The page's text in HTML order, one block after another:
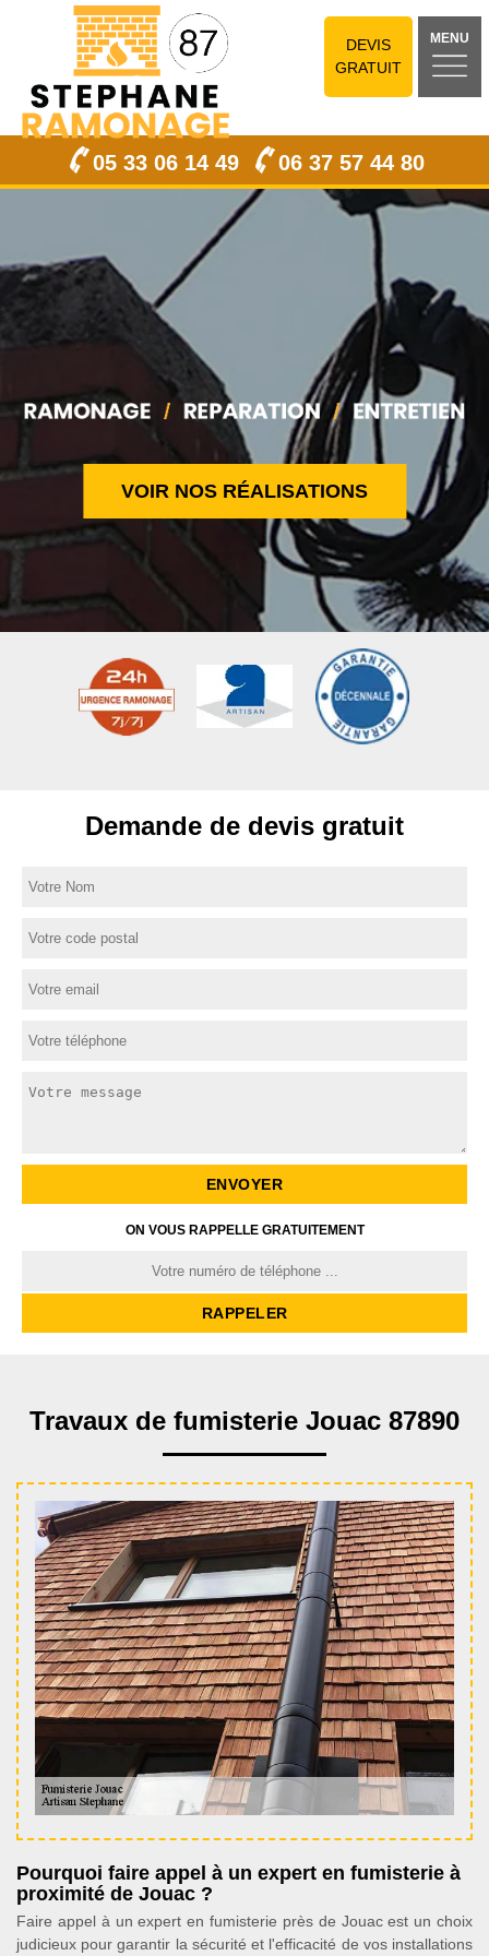
DEVIS
GRATUIT
MENU
05 33 06 14 49 06 37 57 44 80
VOIR NOS RÉALISATIONS
Demande de devis gratuit
ON VOUS RAPPELLE GRATUITEMENT
Travaux de fumisterie Jouac 87890
Pourquoi faire appel à un expert en fumisterie à
proximité de Jouac ?
Faire appel à un expert en fumisterie près de Jouac est un choix
judicieux pour garantir la sécurité et l'efficacité de vos installations